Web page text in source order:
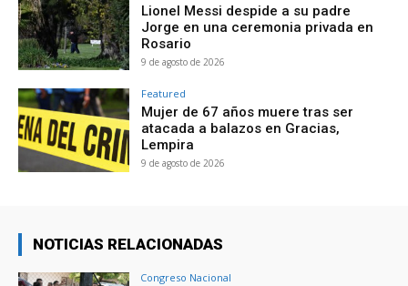
Lionel Messi despide a su padre
Jorge en una ceremonia privada en
Rosario
9 de agosto de 2026
Featured
Mujer de 67 años muere tras ser
atacada a balazos en Gracias,
Lempira
9 de agosto de 2026
NOTICIAS RELACIONADAS
Congreso Nacional